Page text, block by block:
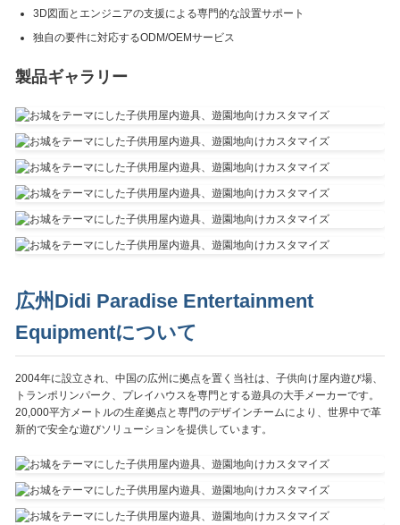
3D図面とエンジニアの支援による専門的な設置サポート
独自の要件に対応するODM/OEMサービス
製品ギャラリー
広州Didi Paradise Entertainment
Equipmentについて
2004年に設立され、中国の広州に拠点を置く当社は、子供向け屋内遊び場、
トランポリンパーク、プレイハウスを専門とする遊具の大手メーカーです。
20,000平方メートルの生産拠点と専門のデザインチームにより、世界中で革
新的で安全な遊びソリューションを提供しています。